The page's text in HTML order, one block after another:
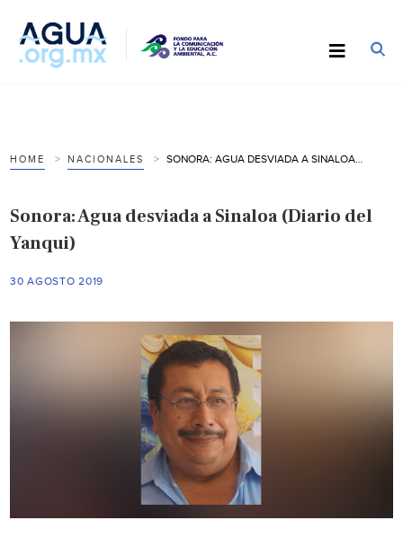
HOME NACIONALES
Sonora: Agua desviada a Sinaloa (Diario del
Yanqui)
30 AGOSTO 2019